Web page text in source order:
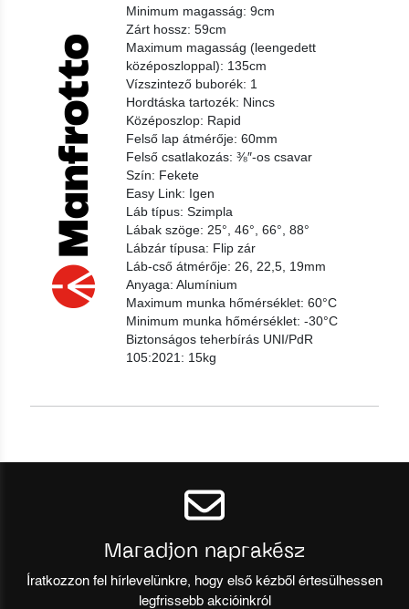
Minimum magasság: 9cm
Zárt hossz: 59cm
Maximum magasság (leengedett
középoszloppal): 135cm
Vízszintező buborék: 1
Hordtáska tartozék: Nincs
Középoszlop: Rapid
Felső lap átmérője: 60mm
Felső csatlakozás: ⅜″-os csavar
Szín: Fekete
Easy Link: Igen
Láb típus: Szimpla
Lábak szöge: 25°, 46°, 66°, 88°
Lábzár típusa: Flip zár
Láb-cső átmérője: 26, 22,5, 19mm
Anyaga: Alumínium
Maximum munka hőmérséklet: 60°C
Minimum munka hőmérséklet: -30°C
Biztonságos teherbírás UNI/PdR
105:2021: 15kg
Maradjon naprakész
Íratkozzon fel hírlevelünkre, hogy első kézből értesülhessen
legfrissebb akcióinkról